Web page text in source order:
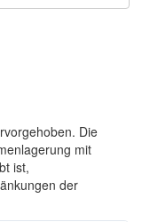
Die
mit
ist,
der